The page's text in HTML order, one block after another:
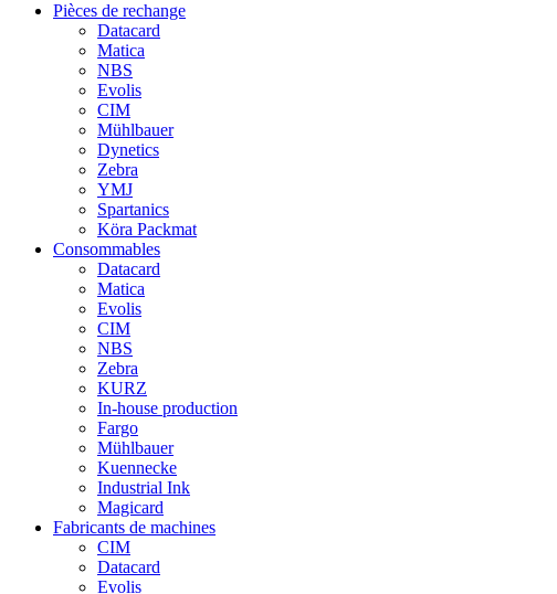
Pièces de rechange
Datacard
Matica
NBS
Evolis
CIM
Mühlbauer
Dynetics
Zebra
YMJ
Spartanics
Köra Packmat
Consommables
Datacard
Matica
Evolis
CIM
NBS
Zebra
KURZ
In-house production
Fargo
Mühlbauer
Kuennecke
Industrial Ink
Magicard
Fabricants de machines
CIM
Datacard
Evolis